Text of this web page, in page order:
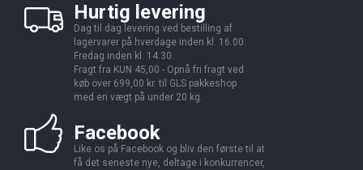
Hurtig levering
Dag til dag levering ved bestilling af
lagervarer på hverdage inden kl. 16.00.
Fredag inden kl. 14.30.
Fragt fra KUN 45,00 - Opnå fri fragt ved
køb over 699,00 kr. til GLS pakkeshop
med en vægt på under 20 kg.
Facebook
Like os på Facebook og bliv den første til at
få det seneste nye, deltage i konkurrencer,